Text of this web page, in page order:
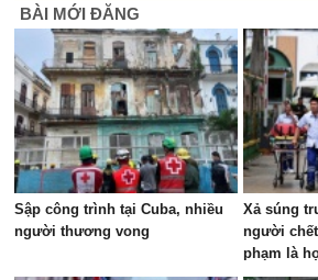
BÀI MỚI ĐĂNG
Sập công trình tại Cuba, nhiều
người thương vong
Xả súng
người
phạm là